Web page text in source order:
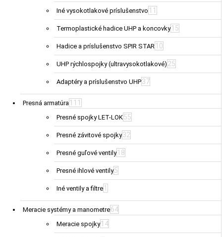
Iné vysokotlakové príslušenstvo 11
Termoplastické hadice UHP a koncovky 15
Hadice a príslušenstvo SPIR STAR 10
UHP rýchlospojky (ultravysokotlakové) 25
Adaptéry a príslušenstvo UHP37
Presná armatúra 111
Presné spojky LET-LOK55
Presné závitové spojky32
Presné guľové ventily 18
Presné ihlové ventily5
Iné ventily a filtre 1
Meracie systémy a manometre64
Meracie spojky 14